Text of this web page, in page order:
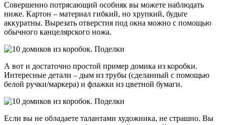
Совершенно потрясающий особняк вы можете наблюдать
ниже. Картон – материал гибкий, но хрупкий, будьте
аккуратны. Вырезать отверстия под окна можно с помощью
обычного канцелярского ножа.
А вот и достаточно простой пример домика из коробки.
Интересные детали – дым из трубы (сделанный с помощью
белой ручки/маркера) и флажки из цветной бумаги.
Если вы не обладаете талантами художника, не страшно. Вы